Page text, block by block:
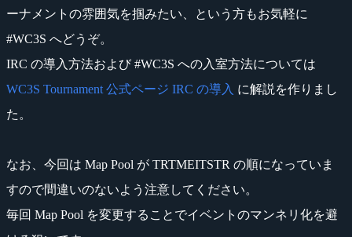
ーナメントの雰囲気を掴みたい、という方もお気軽に
#WC3S へどうぞ。
IRC の導入方法および #WC3S への入室方法については
WC3S Tournament 公式ページ IRC の導入 に解説を作りまし
た。
なお、今回は Map Pool が TRTMEITSTR の順になっていま
すので間違いのないよう注意してください。
毎回 Map Pool を変更することでイベントのマンネリ化を避